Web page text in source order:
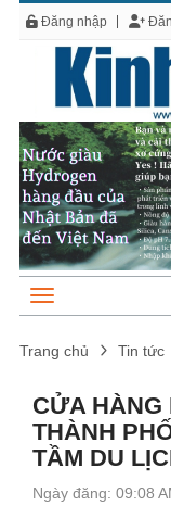
Đăng nhập
Trang chủ Tin tức
CỬA HÀNG
THÀNH
TẦM DU
Ngày đăng: 09:08